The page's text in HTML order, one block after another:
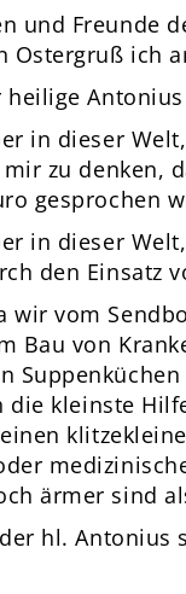
und Freunde
Ostergruß ich
heilige
in dieser
zu denken,
gesprochen
in dieser
den Einsatz
wir vom
Bau von
kleinste
ärmer sind
hl. Antonius